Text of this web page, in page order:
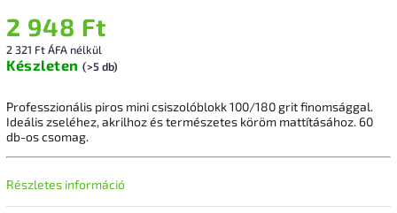
2 948 Ft
2 321 Ft ÁFA nélkül
Készleten (>5 db)
Professzionális piros mini csiszolóblokk 100/180 grit finomsággal.
Ideális zseléhez, akrilhoz és természetes köröm mattításához. 60
db-os csomag.
Részletes információ